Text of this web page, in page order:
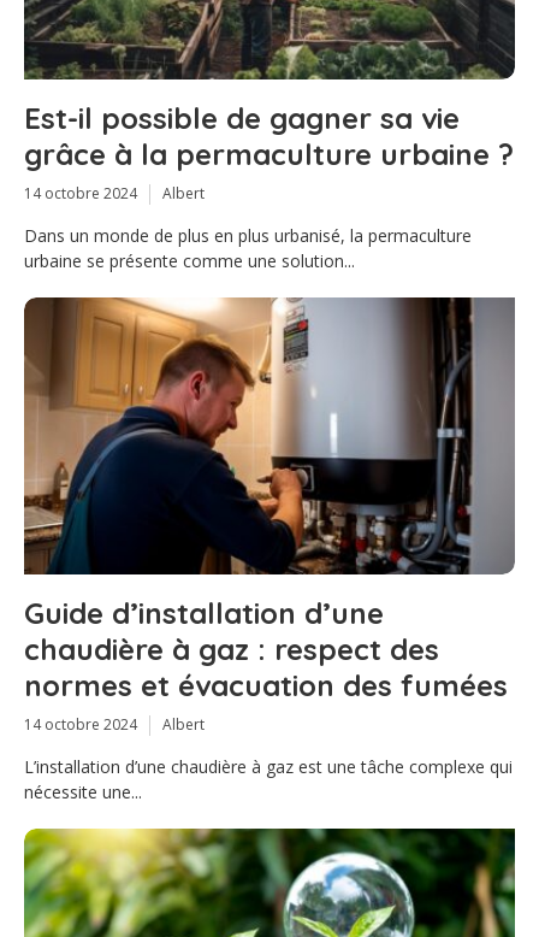
Est-il possible de gagner sa vie
grâce à la permaculture urbaine ?
14 octobre 2024 Albert
Dans un monde de plus en plus urbanisé, la permaculture
urbaine se présente comme une solution...
Guide d’installation d’une
chaudière à gaz : respect des
normes et évacuation des fumées
14 octobre 2024 Albert
L’installation d’une chaudière à gaz est une tâche complexe qui
nécessite une...